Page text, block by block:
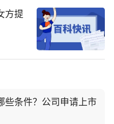
方提
些条件？公司申请上市